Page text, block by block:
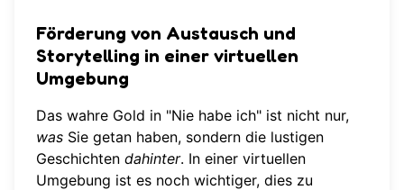
Förderung von Austausch und
Storytelling in einer virtuellen
Umgebung
Das wahre Gold in "Nie habe ich" ist nicht nur,
was Sie getan haben, sondern die lustigen
Geschichten dahinter. In einer virtuellen
Umgebung ist es noch wichtiger, dies zu